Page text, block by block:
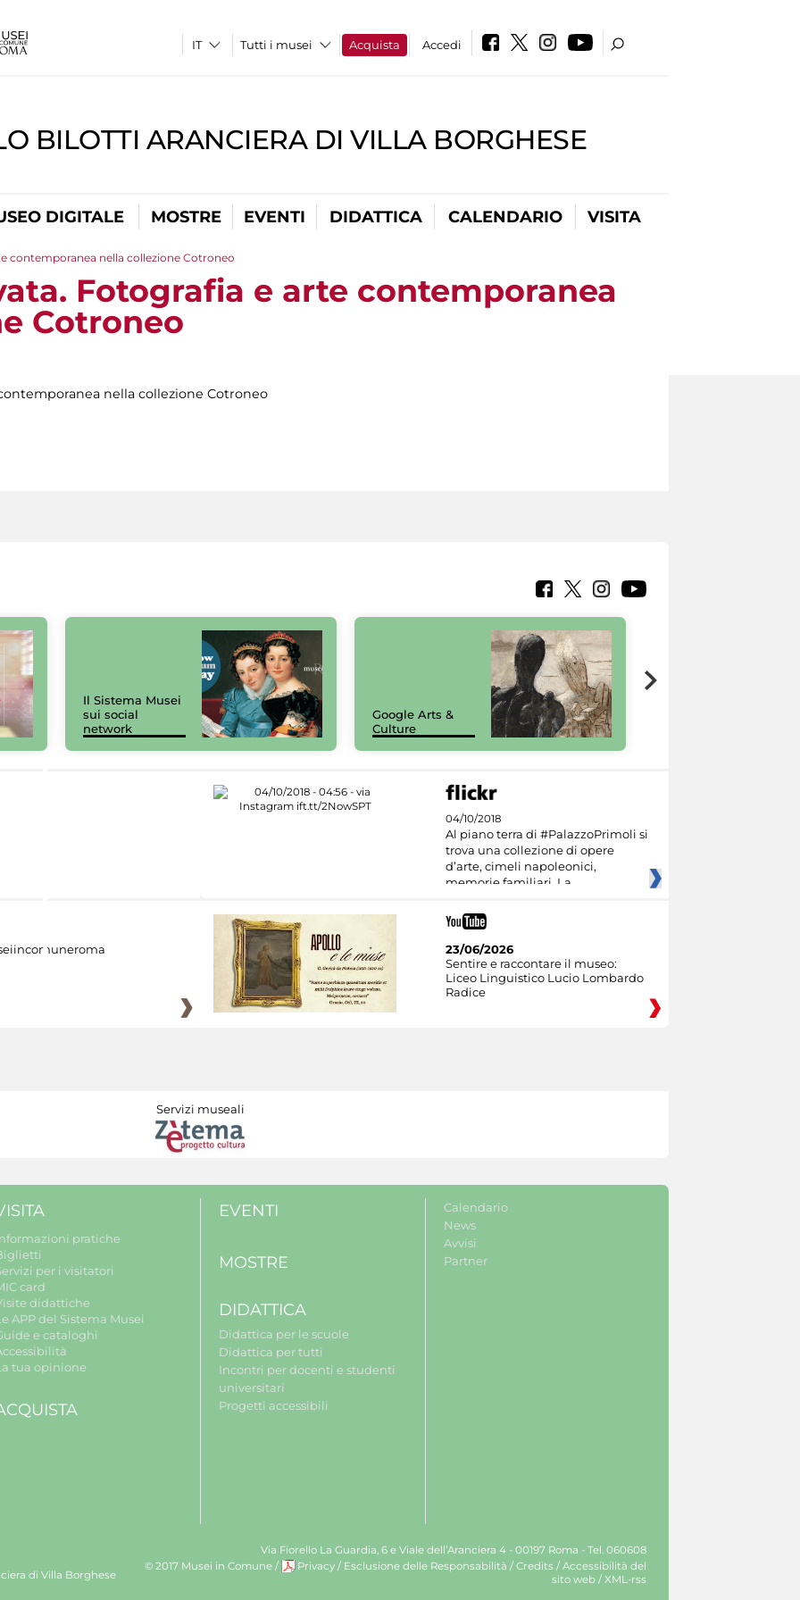
Tutti i musei Acquista Accedi
BILOTTI ARANCIERA DI VILLA BORGHESE
DIGITALE MOSTRE EVENTI DIDATTICA CALENDARIO VISITA
contemporanea nella collezione Cotroneo
Fotografia e arte contemporanea
Cotroneo
nella collezione Cotroneo
Il Sistema Musei
sui social
network
Google Arts &
Culture
04/10/2018
Al piano terra di #PalazzoPrimoli si
trova una collezione di opere
d’arte, cimeli napoleonici,
memorie familiari. La
23/06/2026
Sentire e raccontare il museo:
Liceo Linguistico Lucio Lombardo
Radice
Servizi museali
pratiche
per i visitatori
card
didattiche
APP del Sistema Musei
e cataloghi
tua opinione
EVENTI
MOSTRE
DIDATTICA
Didattica per le scuole
Didattica per tutti
Incontri per docenti e studenti
universitari
Progetti accessibili
Calendario
News
Avvisi
Partner
di Villa Borghese
Via Fiorello La Guardia, 6 e Viale dell’Aranciera 4 - 00197 Roma - Tel. 060608
© 2017 Musei in Comune / Privacy / Esclusione delle Responsabilità / Credits / Accessibilità del
sito web / XML-rss